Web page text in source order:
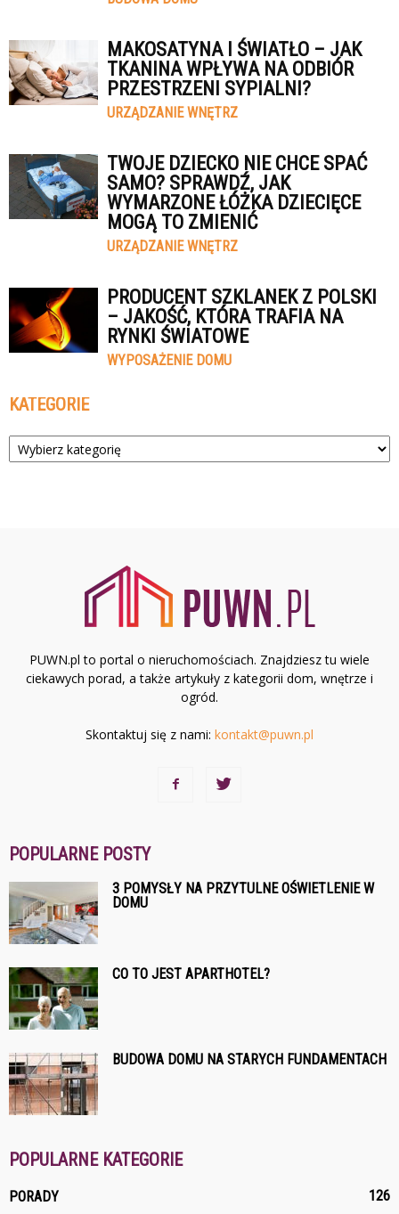
MAKOSATYNA I ŚWIATŁO – JAK
TKANINA WPŁYWA NA ODBIÓR
PRZESTRZENI SYPIALNI?
URZĄDZANIE WNĘTRZ
TWOJE DZIECKO NIE CHCE SPAĆ
SAMO? SPRAWDŹ, JAK
WYMARZONE ŁÓŻKA DZIECIĘCE
MOGĄ TO ZMIENIĆ
URZĄDZANIE WNĘTRZ
PRODUCENT SZKLANEK Z POLSKI
– JAKOŚĆ, KTÓRA TRAFIA NA
RYNKI ŚWIATOWE
WYPOSAŻENIE DOMU
KATEGORIE
Kategorie
PUWN.pl to portal o nieruchomościach. Znajdziesz tu wiele
ciekawych porad, a także artykuły z kategorii dom, wnętrze i
ogród.
Skontaktuj się z nami: kontakt@puwn.pl
POPULARNE POSTY
3 POMYSŁY NA PRZYTULNE OŚWIETLENIE W
DOMU
CO TO JEST APARTHOTEL?
BUDOWA DOMU NA STARYCH FUNDAMENTACH
POPULARNE KATEGORIE
PORADY 126